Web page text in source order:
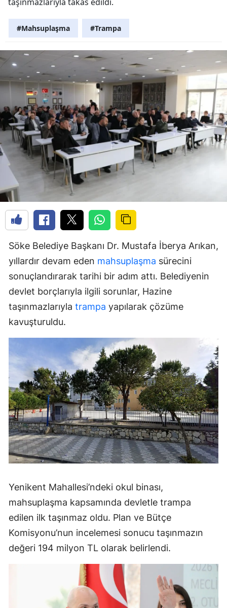
#Mahsuplaşma #Trampa
Söke Belediye Başkanı Dr. Mustafa İberya Arıkan,
yıllardır devam eden mahsuplaşma sürecini
sonuçlandırarak tarihi bir adım attı. Belediyenin
devlet borçlarıyla ilgili sorunlar, Hazine
taşınmazlarıyla trampa yapılarak çözüme
kavuşturuldu.
Yenikent Mahallesi’ndeki okul binası,
mahsuplaşma kapsamında devletle trampa
edilen ilk taşınmaz oldu. Plan ve Bütçe
Komisyonu’nun incelemesi sonucu taşınmazın
değeri 194 milyon TL olarak belirlendi.